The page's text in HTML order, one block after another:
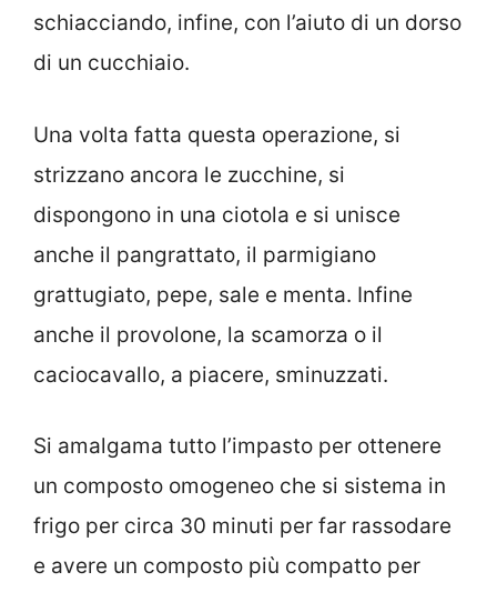
schiacciando, infine, con l’aiuto di un dorso
di un cucchiaio.
Una volta fatta questa operazione, si
strizzano ancora le zucchine, si
dispongono in una ciotola e si unisce
anche il pangrattato, il parmigiano
grattugiato, pepe, sale e menta. Infine
anche il provolone, la scamorza o il
caciocavallo, a piacere, sminuzzati.
Si amalgama tutto l’impasto per ottenere
un composto omogeneo che si sistema in
frigo per circa 30 minuti per far rassodare
e avere un composto più compatto per